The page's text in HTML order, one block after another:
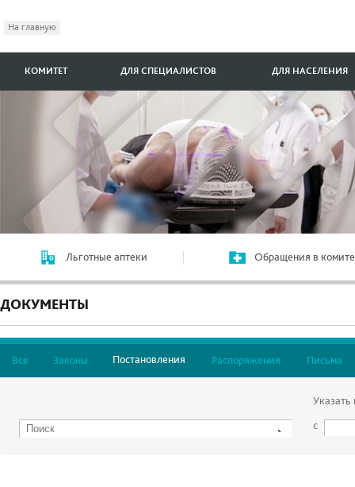
На главную
КОМИТЕТ ДЛЯ СПЕЦИАЛИСТОВ ДЛЯ НАСЕЛЕНИЯ
Льготные аптеки Обращения в
ДОКУМЕНТЫ
Все Законы Постановления Распоряжения Письма
Указать
с